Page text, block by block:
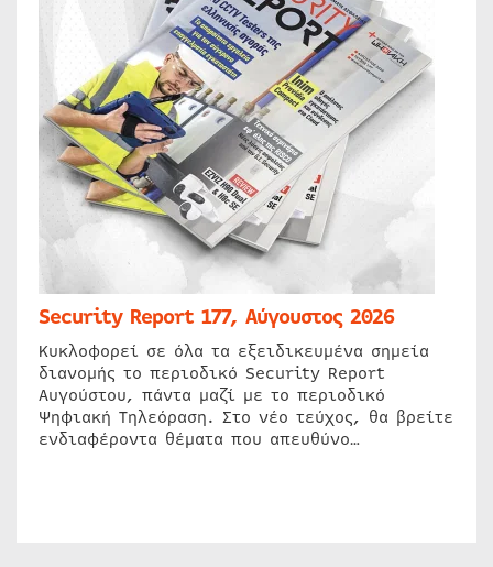
Security Report 177, Αύγουστος 2026
Κυκλοφορεί σε όλα τα εξειδικευμένα σημεία
διανομής το περιοδικό Security Report
Αυγούστου, πάντα μαζί με το περιοδικό
Ψηφιακή Τηλεόραση. Στο νέο τεύχος, θα βρείτε
ενδιαφέροντα θέματα που απευθύνο…